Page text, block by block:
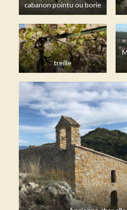
cabanon pointu ou borie
treille